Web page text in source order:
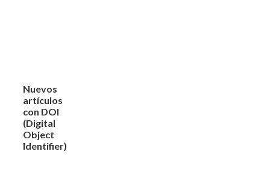
Nuevos
artículos
con DOI
(Digital
Object
Identifier)